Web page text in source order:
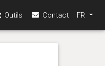
Outils Contact FR